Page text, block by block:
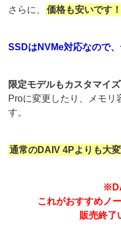
さらに、 価格も安いです！
SSDはNVMe対応なので
限定モデルもカスタマイ
Proに変更したり、メモリ
す。
通常のDAIV 4Pよりも大変
これがおすすめノ
販売終了